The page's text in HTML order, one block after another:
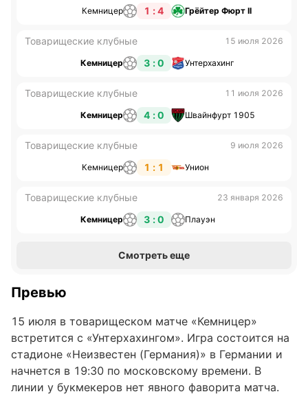
Кемницер 1 : 4 Грёйтер Фюрт II
Товарищеские клубные 15 июля 2026
Кемницер 3 : 0 Унтерхахинг
Товарищеские клубные 11 июля 2026
Кемницер 4 : 0 Швайнфурт 1905
Товарищеские клубные 9 июля 2026
Кемницер 1 : 1 Унион
Товарищеские клубные 23 января 2026
Кемницер 3 : 0 Плауэн
Смотреть еще
Превью
15 июля в товарищеском матче «Кемницер»
встретится с «Унтерхахингом». Игра состоится на
стадионе «Неизвестен (Германия)» в Германии и
начнется в 19:30 по московскому времени. В
линии у букмекеров нет явного фаворита матча.